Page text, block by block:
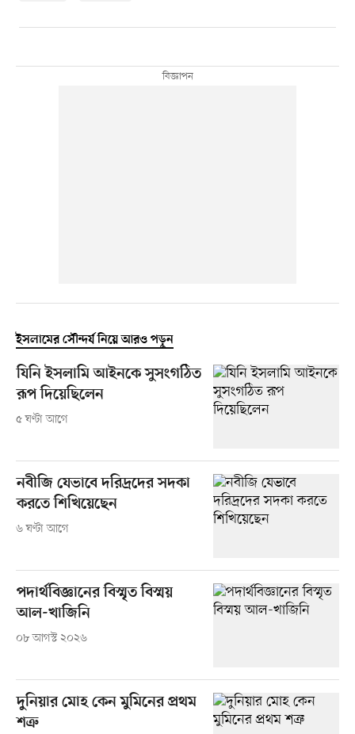
ইসলামের সৌন্দর্য নিয়ে আরও পড়ুন
যিনি ইসলামি আইনকে সুসংগঠিত
রূপ দিয়েছিলেন
৫ ঘণ্টা আগে
নবীজি যেভাবে দরিদ্রদের সদকা
করতে শিখিয়েছেন
৬ ঘণ্টা আগে
পদার্থবিজ্ঞানের বিস্মৃত বিস্ময়
আল-খাজিনি
০৮ আগস্ট ২০২৬
দুনিয়ার মোহ কেন মুমিনের প্রথম
শত্রু